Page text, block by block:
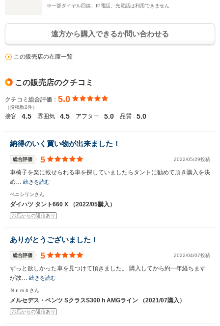
※一部ダイヤル回線、IP電話、光電話は利用できません
遠方から購入できるか問い合わせる
この販売店の在庫一覧
この販売店のクチコミ
クチコミ総合評価： 5.0
（投稿数2件）
接客 : 4.5 雰囲気 : 4.5 アフター : 5.0 品質 : 5.0
納得のいく買い物が出来ました！
総合評価 5 2022/05/29投稿
車椅子を楽に載せられる車を探していましたらタントに勧めて頂き購入を決
め… 続きを読む
ペニシリンさん
ダイハツ タント660 X （2022/05購入）
お店からの返信あり
ありがとうございました！
総合評価 5 2022/04/07投稿
ずっと欲しかった車を見つけて頂きました。 購入してから約一年経ちます
が故… 続きを読む
Ｎｎｍｂさん
メルセデス・ベンツ SクラスS300 h AMGライン （2021/07購入）
お店からの返信あり